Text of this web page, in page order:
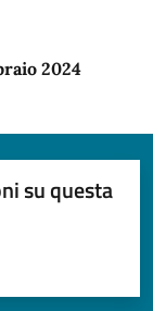
2024
su questa